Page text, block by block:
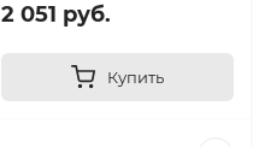
2 051 руб.
Купить